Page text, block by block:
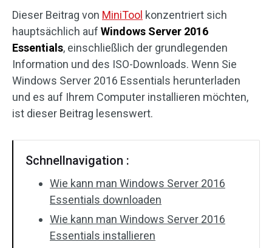
Dieser Beitrag von MiniTool konzentriert sich
hauptsächlich auf Windows Server 2016
Essentials, einschließlich der grundlegenden
Information und des ISO-Downloads. Wenn Sie
Windows Server 2016 Essentials herunterladen
und es auf Ihrem Computer installieren möchten,
ist dieser Beitrag lesenswert.
Schnellnavigation :
Wie kann man Windows Server 2016
Essentials downloaden
Wie kann man Windows Server 2016
Essentials installieren